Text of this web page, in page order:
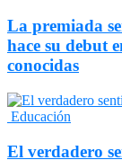
La premiada
hace su debut
conocidas
Educación
El verdadero